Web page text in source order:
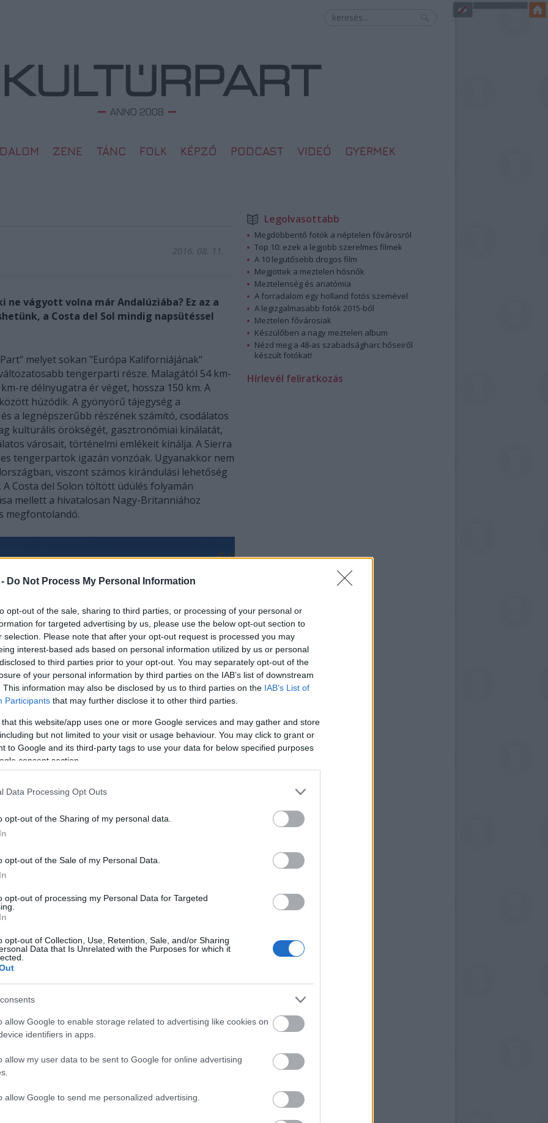
Do Not Process My Personal Information
opt-out of the sale, sharing to third parties, or processing of your personal or
for targeted advertising by us, please use the below opt-out section to
selection. Please note that after your opt-out request is processed you may
interest-based ads based on personal information utilized by us or personal
to third parties prior to your opt-out. You may separately opt-out of the
of your personal information by third parties on the IAB’s list of downstream
This information may also be disclosed by us to third parties on the IAB’s List of
Participants that may further disclose it to other third parties.
that this website/app uses one or more Google services and may gather and store
but not limited to your visit or usage behaviour. You may click to grant or
to Google and its third-party tags to use your data for below specified purposes
consent section.
Data Processing Opt Outs
opt-out of the Sharing of my personal data.
opt-out of the Sale of my Personal Data.
opt-out of processing my Personal Data for Targeted
opt-out of Collection, Use, Retention, Sale, and/or Sharing
Data that Is Unrelated with the Purposes for which it
allow Google to enable storage related to advertising like cookies on
identifiers in apps.
allow my user data to be sent to Google for online advertising
allow Google to send me personalized advertising.
ZENE TÁNC FOLK KÉPZŐ PODCAST VIDEÓ GYERMEK
2016. 08. 11.
ne vágyott volna már Andalúziába? Ez az a
a Costa del Sol mindig napsütéssel
melyet sokan "Európa Kaliforniájának"
tengerparti része. Malagától 54 km-
re délnyugatra ér véget, hossza 150 km. A
húzódik. A gyönyörű tájegység a
a legnépszerűbb részének számító, csodálatos
kulturális örökségét, gasztronómiai kínálatát,
városait, történelmi emlékeit kínálja. A Sierra
tengerpartok igazán vonzóak. Ugyanakkor nem
viszont számos kirándulási lehetőség
Costa del Solon töltött üdülés folyamán
mellett a hivatalosan Nagy-Britanniához
megfontolandó.
közel található tartomány Európa
- egész évben süt a nap, és kellemes a
átlagos maximum hőmérséklete is 17 fok. A
1954 február 2.-án esett errefelé a hó. A
végéig tart, júliusban és augusztusban
köszönhetően a Costa del Sol egyike
évben zöldben pompázik.
Almási Gabriella avatott be Andalúzia titkaiba:
Legolvasottabb
Megdöbbentő fotók a néptelen fővárosról
Top 10: ezek a legjobb szerelmes filmek
A 10 legütősebb drogos film
Megjöttek a meztelen hősnők
Meztelenség és anatómia
A forradalom egy holland fotós szemével
A legizgalmasabb fotók 2015-ből
Meztelen fővárosiak
Készülőben a nagy meztelen album
Nézd meg a 48-as szabadságharc hőseiről
készült fotókat!
Hírlevél feliratkozás